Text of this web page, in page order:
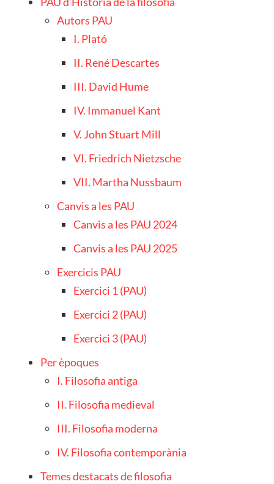
Autors PAU
I. Plató
II. René Descartes
III. David Hume
IV. Immanuel Kant
V. John Stuart Mill
VI. Friedrich Nietzsche
VII. Martha Nussbaum
Canvis a les PAU
Canvis a les PAU 2024
Canvis a les PAU 2025
Exercicis PAU
Exercici 1 (PAU)
Exercici 2 (PAU)
Exercici 3 (PAU)
Per èpoques
I. Filosofia antiga
II. Filosofia medieval
III. Filosofia moderna
IV. Filosofia contemporània
Temes destacats de filosofia